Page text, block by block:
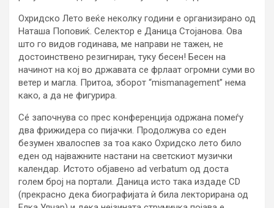
Охридско Лето веќе неколку години е организирано од
Наташа Поповиќ. Селектор е Даница Стојанова. Ова
што го видов годинава, ме направи не тажен, не
достоинствено резигниран, туку бесен! Бесен на
начинот на кој во државата се фрлаат огромни суми во
ветер и магла. Притоа, зборот “mismanagement” нема
како, а да не фигурира.
Сé започнува со прес конференција одржана помеѓу
два фрижидера со пијачки. Продолжува со еден
безумен хвалоспев за тоа како Охридско лето било
еден од најважните настани на светскиот музички
календар. Истото објавено ad verbatum од доста
голем број на портали. Даница исто така издаде CD
(прекрасно дека биографијата ѝ била лекторирана од